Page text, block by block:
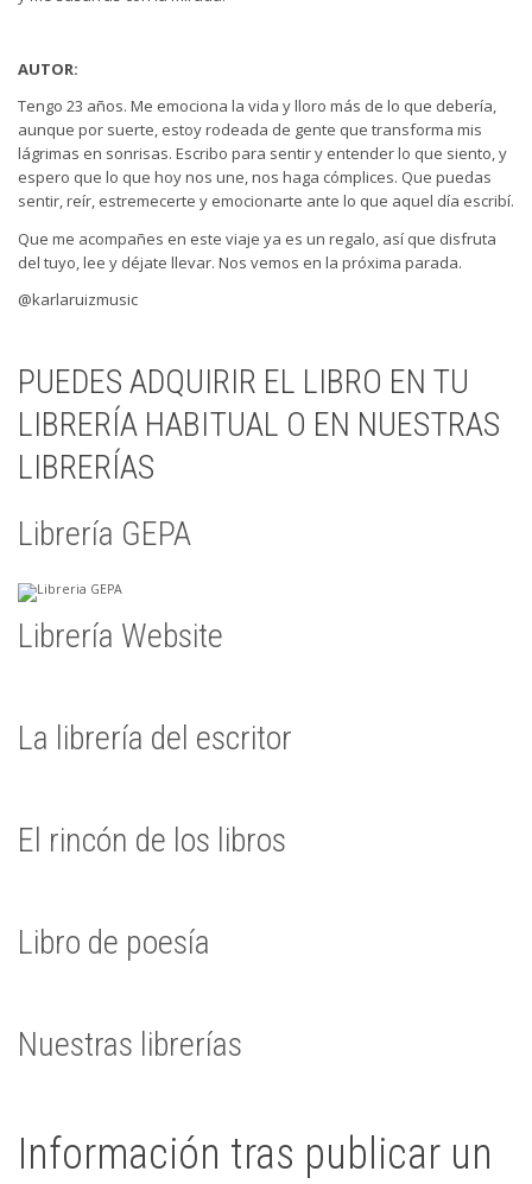
AUTOR:
Tengo 23 años. Me emociona la vida y lloro más de lo que debería,
aunque por suerte, estoy rodeada de gente que transforma mis
lágrimas en sonrisas. Escribo para sentir y entender lo que siento, y
espero que lo que hoy nos une, nos haga cómplices. Que puedas
sentir, reír, estremecerte y emocionarte ante lo que aquel día escribí.
Que me acompañes en este viaje ya es un regalo, así que disfruta
del tuyo, lee y déjate llevar. Nos vemos en la próxima parada.
@karlaruizmusic
PUEDES ADQUIRIR EL LIBRO EN TU
LIBRERÍA HABITUAL O EN NUESTRAS
LIBRERÍAS
Librería GEPA
Librería Website
La librería del escritor
El rincón de los libros
Libro de poesía
Nuestras librerías
Información tras publicar un